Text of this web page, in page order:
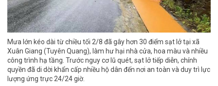
Mưa lớn kéo dài từ chiều tối 2/8 đã gây hơn 30 điểm sạt lở tại xã
Xuân Giang (Tuyên Quang), làm hư hại nhà cửa, hoa màu và nhiều
công trình hạ tầng. Trước nguy cơ lũ quét, sạt lở tiếp diễn, chính
quyền đã di dời khẩn cấp nhiều hộ dân đến nơi an toàn và duy trì lực
lượng ứng trực 24/24 giờ.